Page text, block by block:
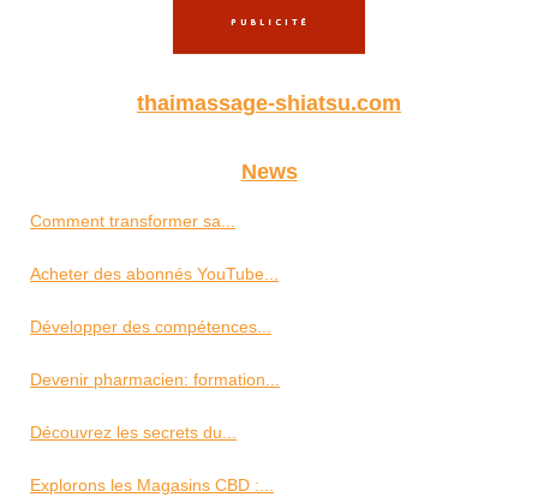
thaimassage-shiatsu.com
News
Comment transformer sa...
Acheter des abonnés YouTube...
Développer des compétences...
Devenir pharmacien: formation...
Découvrez les secrets du...
Explorons les Magasins CBD :...